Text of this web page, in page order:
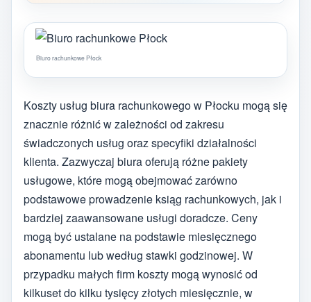
Biuro rachunkowe Płock
Koszty usług biura rachunkowego w Płocku mogą się
znacznie różnić w zależności od zakresu
świadczonych usług oraz specyfiki działalności
klienta. Zazwyczaj biura oferują różne pakiety
usługowe, które mogą obejmować zarówno
podstawowe prowadzenie ksiąg rachunkowych, jak i
bardziej zaawansowane usługi doradcze. Ceny
mogą być ustalane na podstawie miesięcznego
abonamentu lub według stawki godzinowej. W
przypadku małych firm koszty mogą wynosić od
kilkuset do kilku tysięcy złotych miesięcznie, w